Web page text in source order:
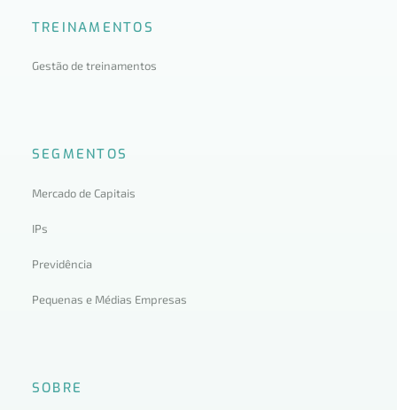
TREINAMENTOS
Gestão de treinamentos
SEGMENTOS
Mercado de Capitais
IPs
Previdência
Pequenas e Médias Empresas
SOBRE